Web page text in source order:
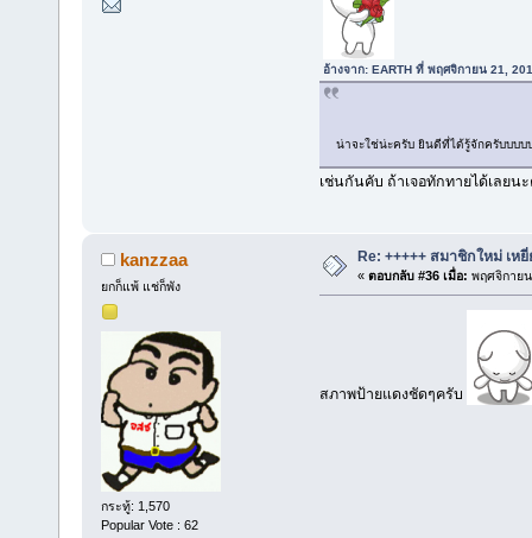
อ้างจาก: EARTH ที่ พฤศจิกายน 21,
น่าจะใช่น่ะครับ ยินดีที่ได้รู้จักครับบบบ
เช่นกันคับ ถ้าเจอทักทายได้เลยน
kanzzaa
ยกก็แพ้ แช่ก็พัง
กระทู้: 1,570
Popular Vote : 62
Re: +++++ สมาชิกใหม่ เห
« ตอบกลับ #36 เมื่อ: พฤศจิกาย
สภาพป้ายแดงชัดๆครับ